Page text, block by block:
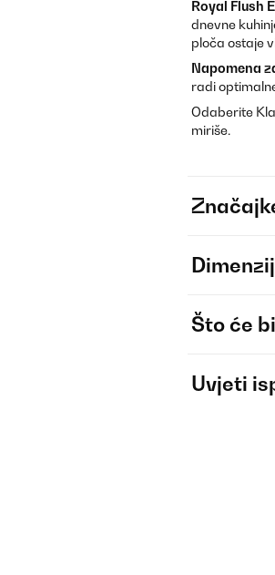
Royal Flush
dnevne
ploča ostaje
Napomena
radi
Odaberite
miriše.
Što će
Uvjeti